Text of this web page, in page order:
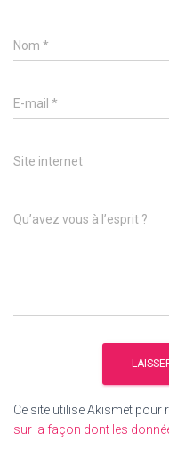
Nom *
E-mail *
Site internet
Qu’avez vous à l’esprit ?
Ce site utilise Akismet pour
sur la façon dont les